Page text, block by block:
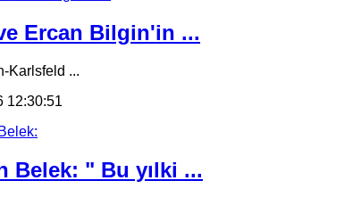
Ercan Bilgin'in ...
Karlsfeld ...
12:30:51
Belek: " Bu yılki ...